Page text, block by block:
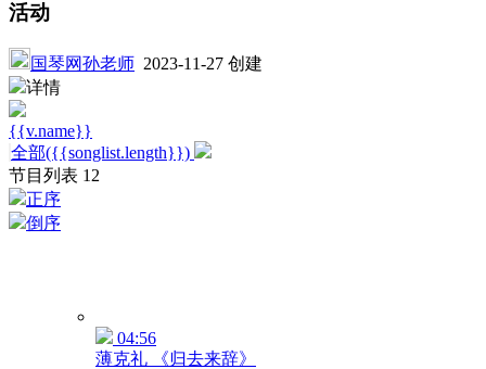
活动
国琴网孙老师 2023-11-27 创建
详情
{{v.name}}
全部({{songlist.length}})
节目列表 12
正序
倒序
04:56
薄克礼 《归去来辞》